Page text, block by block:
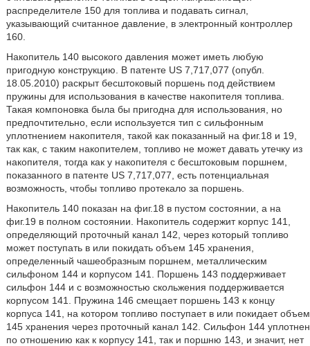
распределителе 150 для топлива и подавать сигнал,
указывающий считанное давление, в электронный контроллер
160.
Накопитель 140 высокого давления может иметь любую
пригодную конструкцию. В патенте US 7,717,077 (опубл.
18.05.2010) раскрыт бесштоковый поршень под действием
пружины для использования в качестве накопителя топлива.
Такая компоновка была бы пригодна для использования, но
предпочтительно, если используется тип с сильфонным
уплотнением накопителя, такой как показанный на фиг.18 и 19,
так как, с таким накопителем, топливо не может давать утечку из
накопителя, тогда как у накопителя с бесштоковым поршнем,
показанного в патенте US 7,717,077, есть потенциальная
возможность, чтобы топливо протекало за поршень.
Накопитель 140 показан на фиг.18 в пустом состоянии, а на
фиг.19 в полном состоянии. Накопитель содержит корпус 141,
определяющий проточный канал 142, через который топливо
может поступать в или покидать объем 145 хранения,
определенный чашеобразным поршнем, металлическим
сильфоном 144 и корпусом 141. Поршень 143 поддерживает
сильфон 144 и с возможностью скольжения поддерживается
корпусом 141. Пружина 146 смещает поршень 143 к концу
корпуса 141, на котором топливо поступает в или покидает объем
145 хранения через проточный канал 142. Сильфон 144 уплотнен
по отношению как к корпусу 141, так и поршню 143, и значит, нет